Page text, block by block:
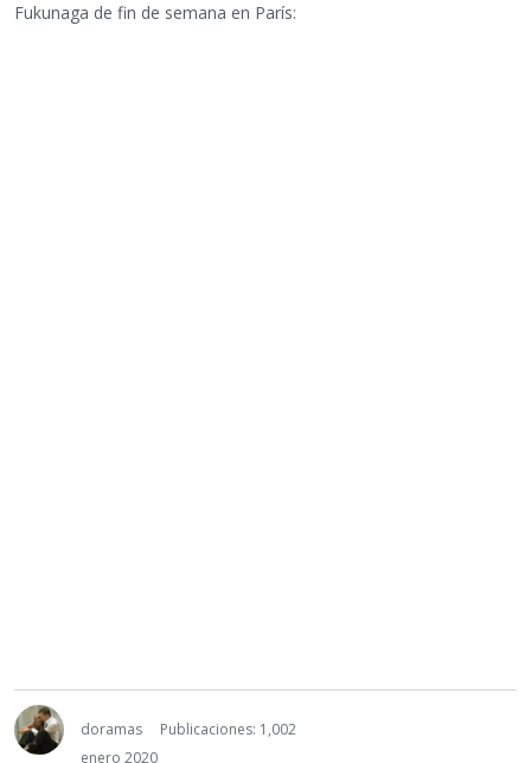
Fukunaga de fin de semana en París:
doramas
Publicaciones: 1,002
enero 2020